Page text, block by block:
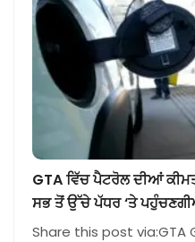
GTA ਵਿੱਚ ਪੈਟਰੋਲ ਦੀਆਂ
ਸਭ ਤੋਂ ਉੱਚੇ ਪੱਧਰ ‘ਤੇ
Share this post via:GTA